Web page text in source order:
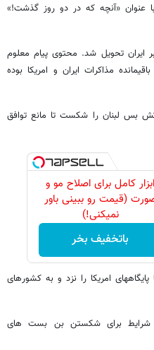
عنوان «آنچه که در دو روز گذشت!»
ایران تحویل شد. محتوی پیام معلوم
مذاکرات ایران و امریکا بوده
بس لبنان را شکست تا مانع توافق
ابزار کامل برای اصلاح مو و
(قیمت رو ببینی باور
نمیکنی!)
باتخفیف بخر
امریکا را نزد و به کشورهای
شرایط برای شکستن بن بست های